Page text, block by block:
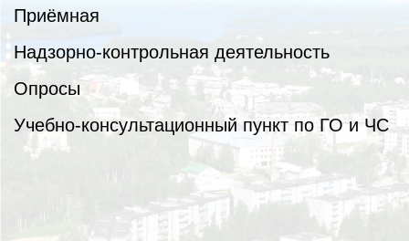
Приёмная
Надзорно-контрольная деятельность
Опросы
Учебно-консультационный пункт по ГО и ЧС